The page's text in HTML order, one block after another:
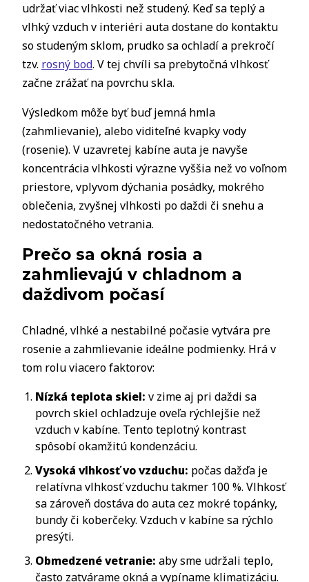
udržať viac vlhkosti než studený. Keď sa teplý a
vlhký vzduch v interiéri auta dostane do kontaktu
so studeným sklom, prudko sa ochladí a prekročí
tzv. rosný bod. V tej chvíli sa prebytočná vlhkosť
začne zrážať na povrchu skla.
Výsledkom môže byť buď jemná hmla
(zahmlievanie), alebo viditeľné kvapky vody
(rosenie). V uzavretej kabíne auta je navyše
koncentrácia vlhkosti výrazne vyššia než vo voľnom
priestore, vplyvom dýchania posádky, mokrého
oblečenia, zvyšnej vlhkosti po daždi či snehu a
nedostatočného vetrania.
Prečo sa okná rosia a
zahmlievajú v chladnom a
daždivom počasí
Chladné, vlhké a nestabilné počasie vytvára pre
rosenie a zahmlievanie ideálne podmienky. Hrá v
tom rolu viacero faktorov:
Nízká teplota skiel:v zime aj pri daždi sa
povrch skiel ochladzuje oveľa rýchlejšie než
vzduch v kabíne. Tento teplotný kontrast
spôsobí okamžitú kondenzáciu.
Vysoká vlhkosť vo vzduchu: počas dažďa je
relatívna vlhkosť vzduchu takmer 100 %. Vlhkosť
sa zároveň dostáva do auta cez mokré topánky,
bundy či koberčeky. Vzduch v kabíne sa rýchlo
presýti.
Obmedzené vetranie:aby sme udržali teplo,
často zatvárame okná a vypíname klimatizáciu.